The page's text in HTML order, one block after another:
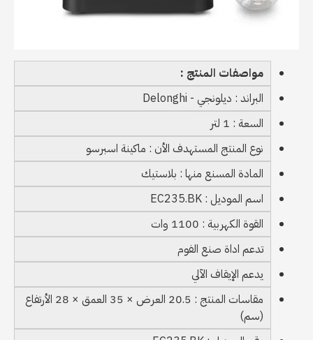
مواصفات المنتج :
البراند : ديلونجي - Delonghi
السعة : 1 لتر
نوع المنتج المستهدف الأن : ماكينة اسبرسو
المادة المسنع منها : بلاستيك
اسم الموديل : EC235.BK
القوة الكهربية : 1100 وات
تدعم اداة صنع الفوم
يدعم الإيقاف الآلي
مقاسات المنتج : 20.5 العرض × 35 العمق × 28 الأرتفاع
(سم)